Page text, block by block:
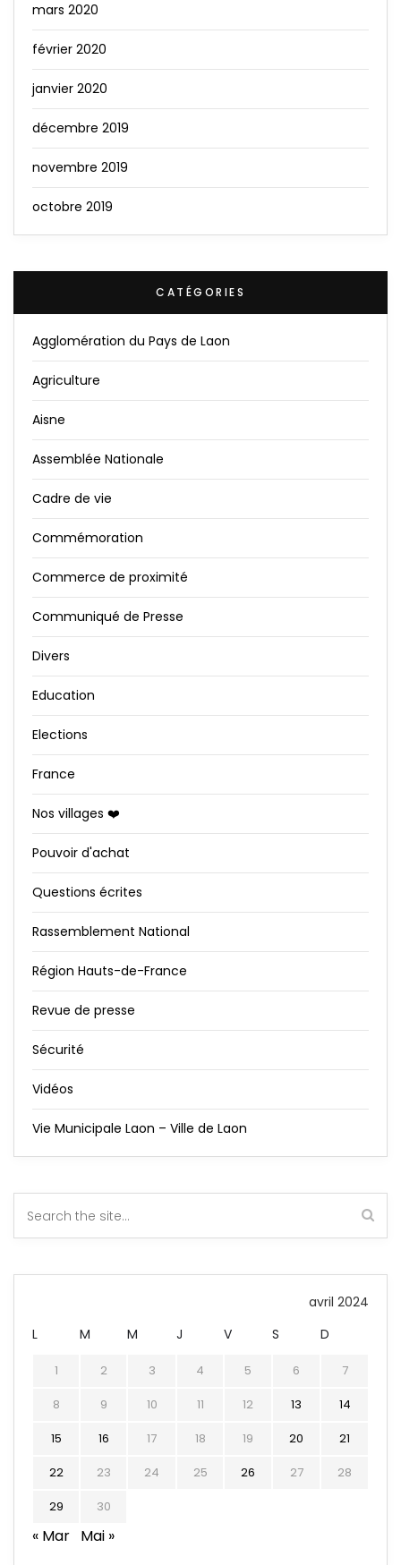
mars 2020
février 2020
janvier 2020
décembre 2019
novembre 2019
octobre 2019
CATÉGORIES
Agglomération du Pays de Laon
Agriculture
Aisne
Assemblée Nationale
Cadre de vie
Commémoration
Commerce de proximité
Communiqué de Presse
Divers
Education
Elections
France
Nos villages ❤️
Pouvoir d'achat
Questions écrites
Rassemblement National
Région Hauts-de-France
Revue de presse
Sécurité
Vidéos
Vie Municipale Laon – Ville de Laon
avril 2024
L
M M J V S D
1 2 3 4 5 6
7
8
9 10 11 12 13
14
15
16 17 18 19 20
21
22
23 24 25 26 27
28
29
30
« Mar Mai »